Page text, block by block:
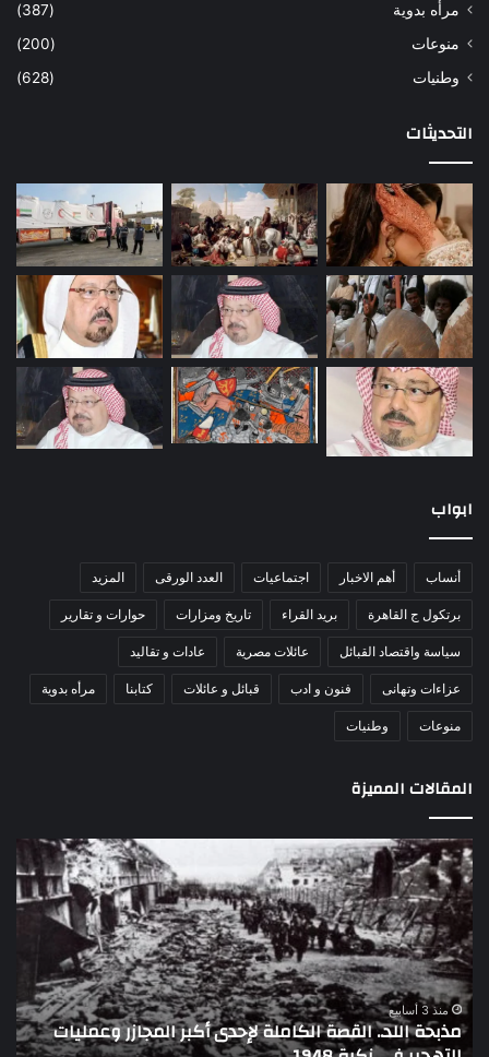
مرأه بدوية
(387)
منوعات
(200)
وطنيات
(628)
التحديثات
ابواب
أنساب أهم الاخبار اجتماعيات العدد الورقى المزيد
برتكول ج القاهرة بريد القراء تاريخ ومزارات حوارات و تقارير
سياسة واقتصاد القبائل عائلات مصرية عادات و تقاليد
عزاءات وتهانى فنون و ادب قبائل و عائلات كتابنا مرأه بدوية
منوعات وطنيات
المقالات المميزة
اللواء
دكتور
راضي
عبدالمعطي
يكتب:
30
يونيو
–
3
منذ 3 أسابيع
اللواء دكتور راضي عبدالمعطي يكتب: 30 يونيو – 3 يوليو..